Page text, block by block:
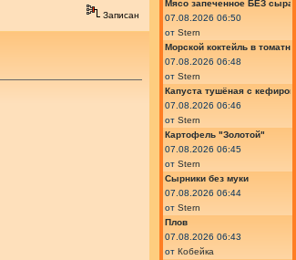
Записан
Мясо запеченное БЕЗ сыра
07.08.2026 06:50
от Stern
Морской коктейль в
07.08.2026 06:48
от Stern
Капуста тушёная с кефиром
07.08.2026 06:46
от Stern
Картофель "Золотой"
07.08.2026 06:45
от Stern
Сырники без муки
07.08.2026 06:44
от Stern
Плов
07.08.2026 06:43
от Кобейка